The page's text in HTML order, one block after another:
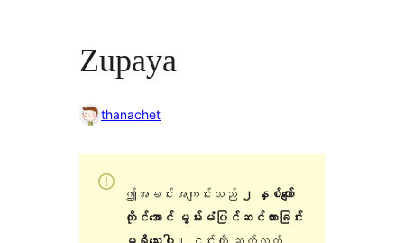
Zupaya
thanachet
ဤအခင်းအကျင်းသည်
၂ နှစ်ကျော်
တိုင်အောင် မွမ်းမံပြင်ဆင်ထားခြင်း